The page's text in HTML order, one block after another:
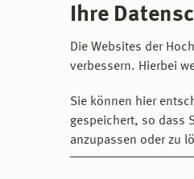
Ihre
Die Websites der
verbessern. Hierbei
Sie können hier
gespeichert, so dass
anzupassen oder zu